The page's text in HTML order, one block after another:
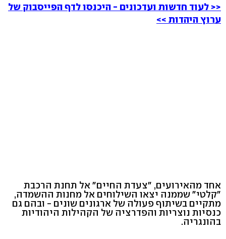
<< לעוד חדשות ועדכונים - היכנסו לדף הפייסבוק של
ערוץ היהדות >>
אחד מהאירועים, "צעדת החיים" אל תחנת הרכבת
"קלטי" שממנה יצאו השילוחים אל מחנות ההשמדה,
מתקיים בשיתוף פעולה של ארגונים שונים - ובהם גם
כנסיות נוצריות והפדרציה של הקהילות היהודיות
בהונגריה.